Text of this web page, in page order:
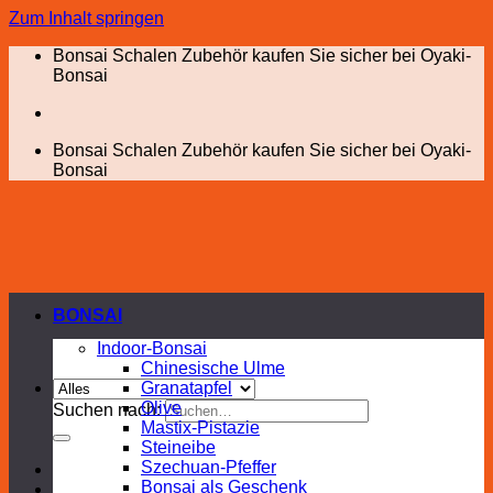
Zum Inhalt springen
Bonsai Schalen Zubehör kaufen Sie sicher bei Oyaki-
Bonsai
Bonsai Schalen Zubehör kaufen Sie sicher bei Oyaki-
Bonsai
Suchen nach:
BONSAI
Indoor-Bonsai
Chinesische Ulme
Granatapfel
Olive
Mastix-Pistazie
Steineibe
Szechuan-Pfeffer
Bonsai als Geschenk